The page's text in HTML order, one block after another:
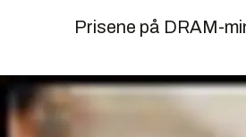
Prisene på DRAM-